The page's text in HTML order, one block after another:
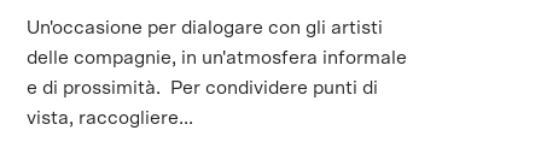
Un'occasione per dialogare con gli artisti
delle compagnie, in un'atmosfera informale
e di prossimità. Per condividere punti di
vista, raccogliere...